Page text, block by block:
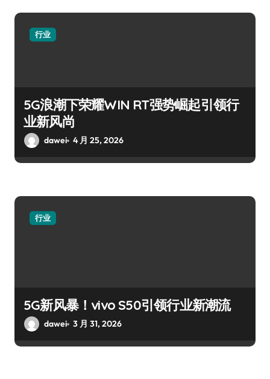
行业
5G浪潮下荣耀WIN RT强势崛起引领行
业新风尚
dawei 4 月 25, 2026
行业
5G新风暴！vivo S50引领行业新潮流
dawei 3 月 31, 2026